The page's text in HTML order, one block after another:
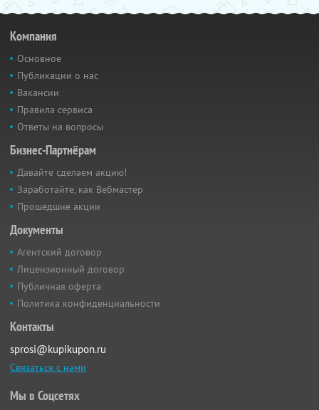
Компания
Основное
Публикации о нас
Вакансии
Правила сервиса
Ответы на вопросы
Бизнес-Партнёрам
Давайте сделаем акцию!
Заработайте, как Вебмастер
Прошедшие акции
Документы
Агентский договор
Лицензионный договор
Публичная оферта
Политика конфиденциальности
Контакты
sprosi@kupikupon.ru
Связаться с нами
Мы в Соцсетях